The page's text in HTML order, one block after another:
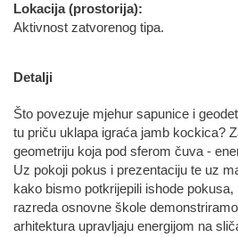
Lokacija (prostorija):
Aktivnost zatvorenog tipa.
Detalji
Što povezuje mjehur sapunice i
tu priču uklapa igraća jamb kockica?
geometriju koja pod sferom čuva -
Uz pokoji pokus i prezentaciju te uz
kako bismo potkrijepili ishode
razreda osnovne škole
arhitektura upravljaju energijom na